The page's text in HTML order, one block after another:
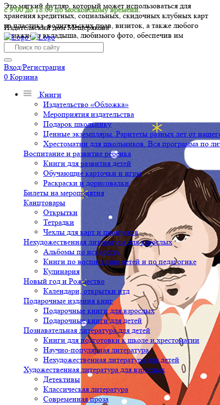
с 9:00 до 18:00 по московскому времени.
Издательский дом Мещерякова
Вход/Регистрация
0 Корзина
Книги
Издательство «Обложка»
Мероприятия издательства
Подарок школьнику
Ценные экземпляры. Раритеты разных лет от
Хрестоматии для школьников. Вся программа по
Воспитание и развитие ребенка
Книги для развития детей
Обучающие карточки и игры
Раскраски и дорисовалки
Билеты на мероприятия
Канцтовары
Открытки
Тетрадки
Чехлы для карт и пропусков
Нехудожественная литература для взрослых
Альбомы по искусству
Книги по воспитанию детей и по педагогике
Кулинария
Новый год и Рождество
Календари, открытки итд
Подарочные издания книг
Подарочные книги для взрослых
Подарочные книги для детей
Познавательная литература для детей
Книги для подготовки к школе и хрестоматии
Научно-популярная литература
Нехудожественная литература для детей
Художественная литература для взрослых
Детективы
Классическая литература
Современная проза
Это мягкий футляр, который может использоваться для
хранения кредитных, социальных, скидочных клубных карт
из пластика, водительских прав, визиток, а также любого
бумажного вкладыша, любимого фото, обеспечив им
надежную защиту.